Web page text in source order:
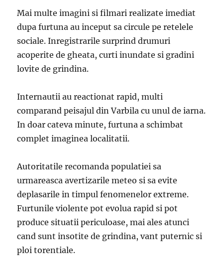
Mai multe imagini si filmari realizate imediat
dupa furtuna au inceput sa circule pe retelele
sociale. Inregistrarile surprind drumuri
acoperite de gheata, curti inundate si gradini
lovite de grindina.
Internautii au reactionat rapid, multi
comparand peisajul din Varbila cu unul de iarna.
In doar cateva minute, furtuna a schimbat
complet imaginea localitatii.
Autoritatile recomanda populatiei sa
urmareasca avertizarile meteo si sa evite
deplasarile in timpul fenomenelor extreme.
Furtunile violente pot evolua rapid si pot
produce situatii periculoase, mai ales atunci
cand sunt insotite de grindina, vant puternic si
ploi torentiale.